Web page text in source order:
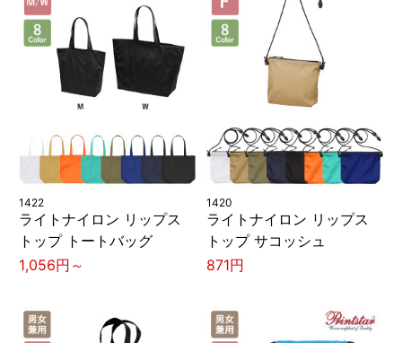
1422
ライトナイロン リップス
トップ トートバッグ
1,056円～
1420
ライトナイロン リップス
トップ サコッシュ
871円